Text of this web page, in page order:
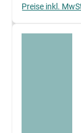
Preise inkl.